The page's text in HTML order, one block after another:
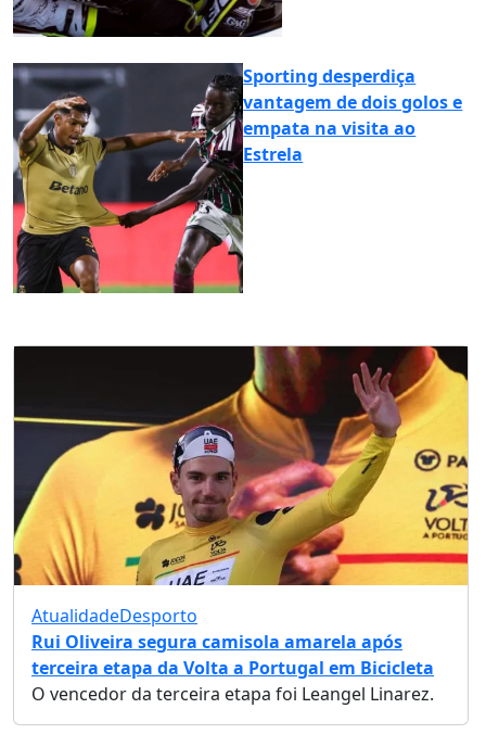
Sporting desperdiça
vantagem de dois golos e
empata na visita ao
Estrela
AtualidadeDesporto
Rui Oliveira segura camisola amarela após
terceira etapa da Volta a Portugal em Bicicleta
O vencedor da terceira etapa foi Leangel Linarez.